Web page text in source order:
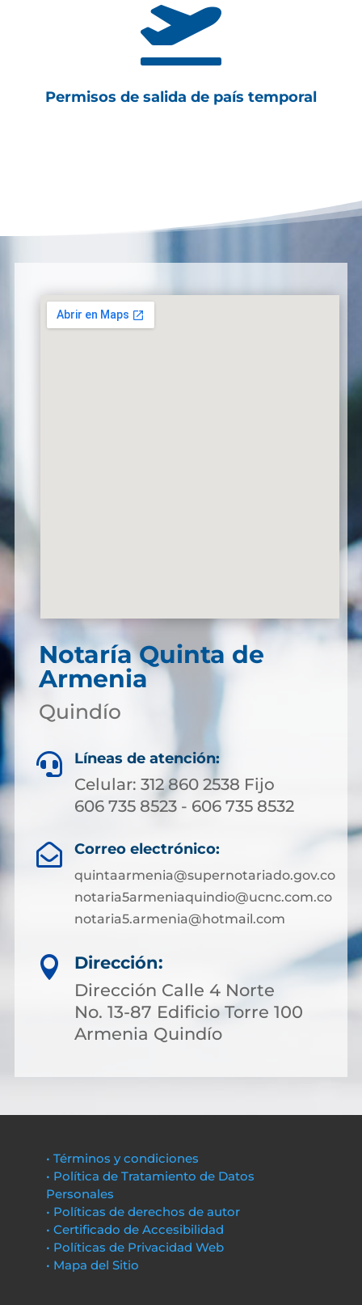

Permisos de salida de país temporal
Notaría Quinta de
Armenia
Quindío
 Líneas de atención:
Celular: 312 860 2538 Fijo
606 735 8523 - 606 735 8532
 Correo electrónico:
quintaarmenia@supernotariado.gov.co
notaria5armeniaquindio@ucnc.com.co
notaria5.armenia@hotmail.com

Dirección:
Dirección Calle 4 Norte
No. 13-87 Edificio Torre 100
Armenia Quindío
• Términos y condiciones
• Política de Tratamiento de Datos
Personales
• Políticas de derechos de autor
• Certificado de Accesibilidad
• Políticas de Privacidad Web
• Mapa del Sitio